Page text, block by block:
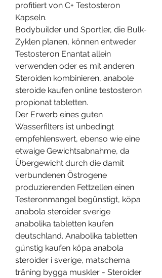
profitiert von C+ Testosteron
Kapseln.
Bodybuilder und Sportler, die Bulk-
Zyklen planen, können entweder
Testosteron Enantat allein
verwenden oder es mit anderen
Steroiden kombinieren, anabole
steroide kaufen online testosteron
propionat tabletten.
Der Erwerb eines guten
Wasserfilters ist unbedingt
empfehlenswert, ebenso wie eine
etwaige Gewichtsabnahme, da
Übergewicht durch die damit
verbundenen Östrogene
produzierenden Fettzellen einen
Testeronmangel begünstigt, köpa
anabola steroider sverige
anabolika tabletten kaufen
deutschland. Anabolika tabletten
günstig kaufen köpa anabola
steroider i sverige, matschema
träning bygga muskler - Steroider